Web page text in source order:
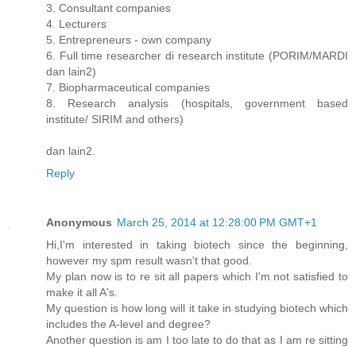
3. Consultant companies
4. Lecturers
5. Entrepreneurs - own company
6. Full time researcher di research institute (PORIM/MARDI
dan lain2)
7. Biopharmaceutical companies
8. Research analysis (hospitals, government based
institute/ SIRIM and others)
dan lain2.
Reply
Anonymous March 25, 2014 at 12:28:00 PM GMT+1
Hi,I'm interested in taking biotech since the beginning,
however my spm result wasn't that good.
My plan now is to re sit all papers which I'm not satisfied to
make it all A's.
My question is how long will it take in studying biotech which
includes the A-level and degree?
Another question is am I too late to do that as I am re sitting